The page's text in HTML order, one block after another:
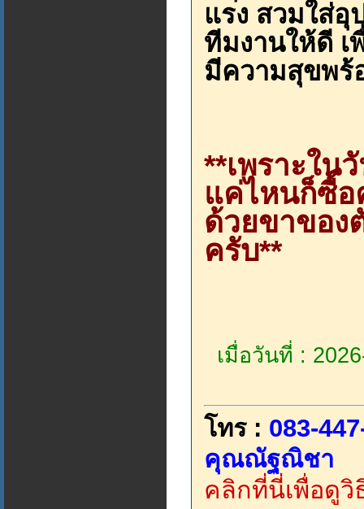
แรง สวมใส่
ทีมงานให้ดี เ
มีความสุขพร้
**เพราะใน
แค่ไหนก็ซื้อ
ด้วยขาของ
ครับ**
เมื่อวันที่ :
โทร : 083-
คุณณัฐณิชา
คลิกที่นี่เพื่อดูวิ